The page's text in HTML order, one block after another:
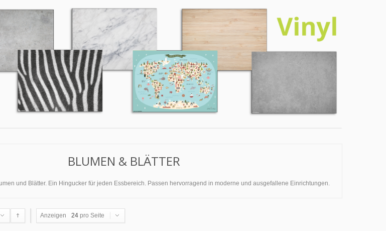
BLUMEN & BLÄTTER
und Blätter. Ein Hingucker für jeden Essbereich. Passen hervorragend in moderne und ausgefallene Einrichtungen.
Anzeigen 24 pro Seite